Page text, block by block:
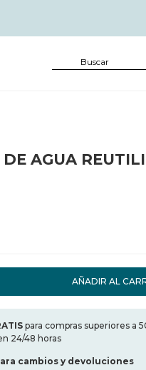
DE AGUA
AÑADIR AL
para compras superiores a
24/48 horas
cambios y devoluciones